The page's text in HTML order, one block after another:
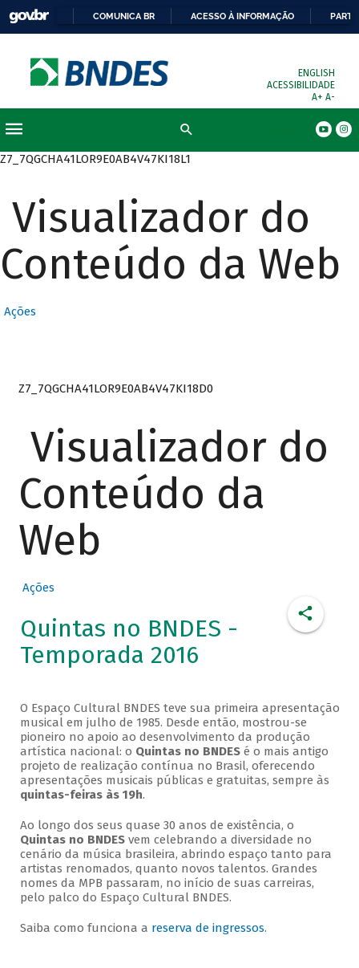
COMUNICA BR ACESSO À INFORMAÇÃO
ENGLISH
ACESSIBILIDADE
A+ A-
Z7_7QGCHA41LOR9E0AB4V47KI18L1
Visualizador do
Conteúdo da Web
Ações
Z7_7QGCHA41LOR9E0AB4V47KI18D0
Visualizador do
Conteúdo da
Web
Ações
Quintas no BNDES -
Temporada 2016
O Espaço Cultural BNDES teve sua primeira apresentação
musical em julho de 1985. Desde então, mostrou-se
pioneiro no apoio ao desenvolvimento da produção
artística nacional: o Quintas no BNDESé o mais antigo
projeto de realização contínua no Brasil, oferecendo
apresentações musicais públicas e gratuitas, sempre às
quintas-feiras às 19h.
Ao longo dos seus quase 30 anos de existência, o
Quintas no BNDESvem celebrando a diversidade no
cenário da música brasileira, abrindo espaço tanto para
artistas renomados, quanto novos talentos. Grandes
nomes da MPB passaram, no início de suas carreiras,
pelo palco do Espaço Cultural BNDES.
Saiba como funciona a reserva de ingressos.